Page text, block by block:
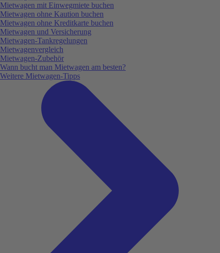
Mietwagen mit Einwegmiete buchen
Mietwagen ohne Kaution buchen
Mietwagen ohne Kreditkarte buchen
Mietwagen und Versicherung
Mietwagen-Tankregelungen
Mietwagenvergleich
Mietwagen-Zubehör
Wann bucht man Mietwagen am besten?
Weitere Mietwagen-Tipps